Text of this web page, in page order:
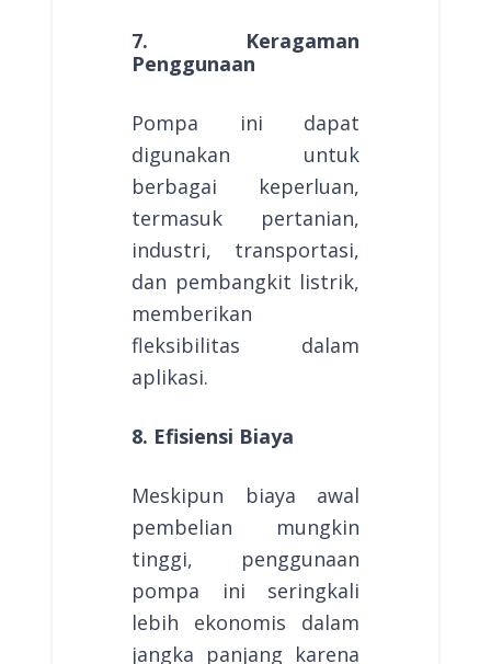
7. Keragaman
Penggunaan
Pompa ini dapat
digunakan untuk
berbagai keperluan,
termasuk pertanian,
industri, transportasi,
dan pembangkit listrik,
memberikan
fleksibilitas dalam
aplikasi.
8. Efisiensi Biaya
Meskipun biaya awal
pembelian mungkin
tinggi, penggunaan
pompa ini seringkali
lebih ekonomis dalam
jangka panjang karena